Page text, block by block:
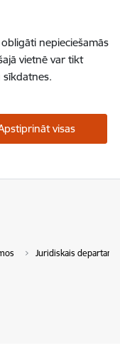
nepieciešamās
vietnē var tikt
visas
Juridiskais